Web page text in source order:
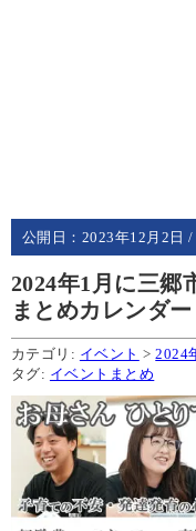
公開日： 2023年12月2日 /
2024年1月に三郷
まとめカレンダー
カテゴリ: イベント >2024
タグ: イベントまとめ